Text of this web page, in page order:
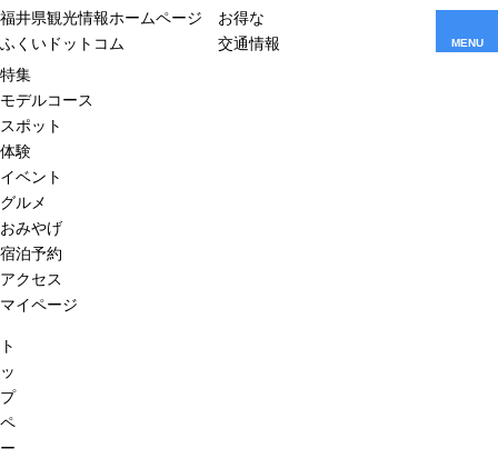
福井県観光情報ホームページ
ふくいドットコム
お得な
交通情報
MENU
特集
モデルコース
スポット
体験
イベント
グルメ
おみやげ
宿泊予約
アクセス
マイページ
ト
ッ
プ
ペ
ー